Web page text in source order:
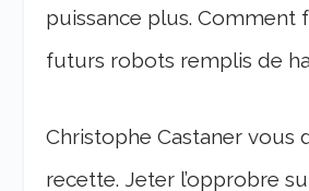
puissance plus. Comment
futurs robots remplis de
Christophe Castaner vous
recette. Jeter l’opprobre